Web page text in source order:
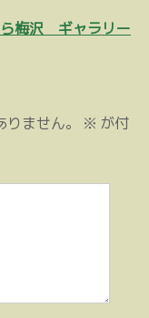
梅沢 ギャラリー
ません。 ※ が付